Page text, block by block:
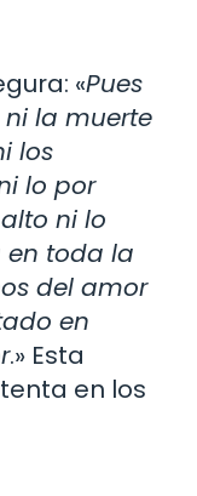
«Pues
la muerte
los
lo por
ni lo
en toda la
del amor
en
.» Esta
en los